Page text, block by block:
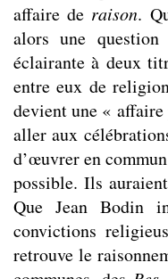
affaire de raison.
alors une
éclairante à deux
entre eux de
devient une «
aller aux
d’œuvrer en
possible. Ils
Que Jean Bodin
convictions
retrouve le